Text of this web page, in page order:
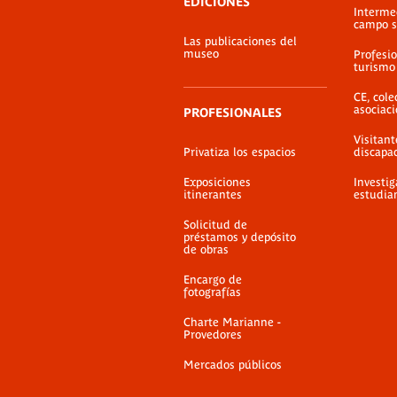
Las publicaciones del
museo
PROFESIONALES
Privatiza los espacios
Exposiciones
itinerantes
Solicitud de
préstamos y depósito
de obras
Encargo de
fotografías
Charte Marianne -
Provedores
Mercados públicos
campo
turismo
CE,